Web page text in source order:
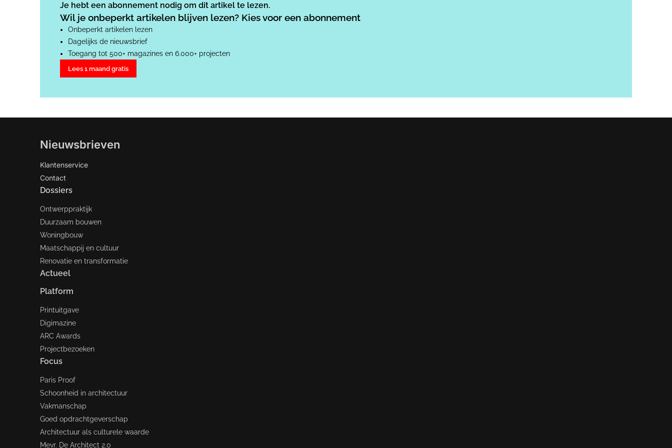
Je hebt een abonnement nodig om dit artikel te lezen.
Wil je onbeperkt artikelen blijven lezen? Kies voor een abonnement
Onbeperkt artikelen lezen
Dagelijks de nieuwsbrief
Toegang tot 500+ magazines en 6.000+ projecten
Lees 1 maand gratis
Nieuwsbrieven
Klantenservice
Contact
Dossiers
Ontwerppraktijk
Duurzaam bouwen
Woningbouw
Maatschappij en cultuur
Renovatie en transformatie
Actueel
Platform
Printuitgave
Digimazine
ARC Awards
Projectbezoeken
Focus
Paris Proof
Schoonheid in architectuur
Vakmanschap
Goed opdrachtgeverschap
Architectuur als culturele waarde
Mevr. De Architect 2.0